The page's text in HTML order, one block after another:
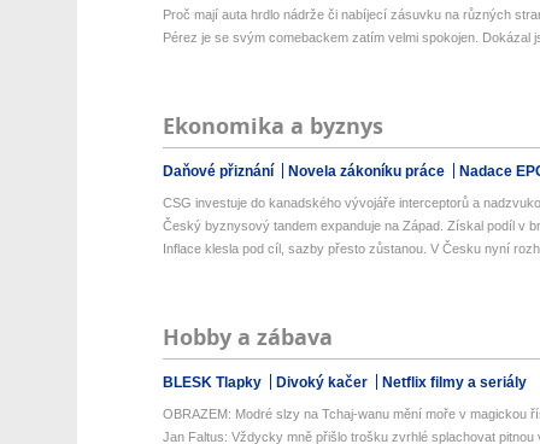
Proč mají auta hrdlo nádrže či nabíjecí zásuvku na různých
Pérez je se svým comebackem zatím velmi spokojen. Dokázal
Ekonomika a byznys
Daňové přiznání Novela zákoníku práce Nadace
CSG investuje do kanadského vývojáře interceptorů a
Český byznysový tandem expanduje na Západ. Získal podíl v
Inflace klesla pod cíl, sazby přesto zůstanou. V Česku nyní
Hobby a zábava
BLESK Tlapky Divoký kačer Netflix filmy a seriály
OBRAZEM: Modré slzy na Tchaj-wanu mění moře v magickou
Jan Faltus: Vždycky mně přišlo trošku zvrhlé splachovat pitnou